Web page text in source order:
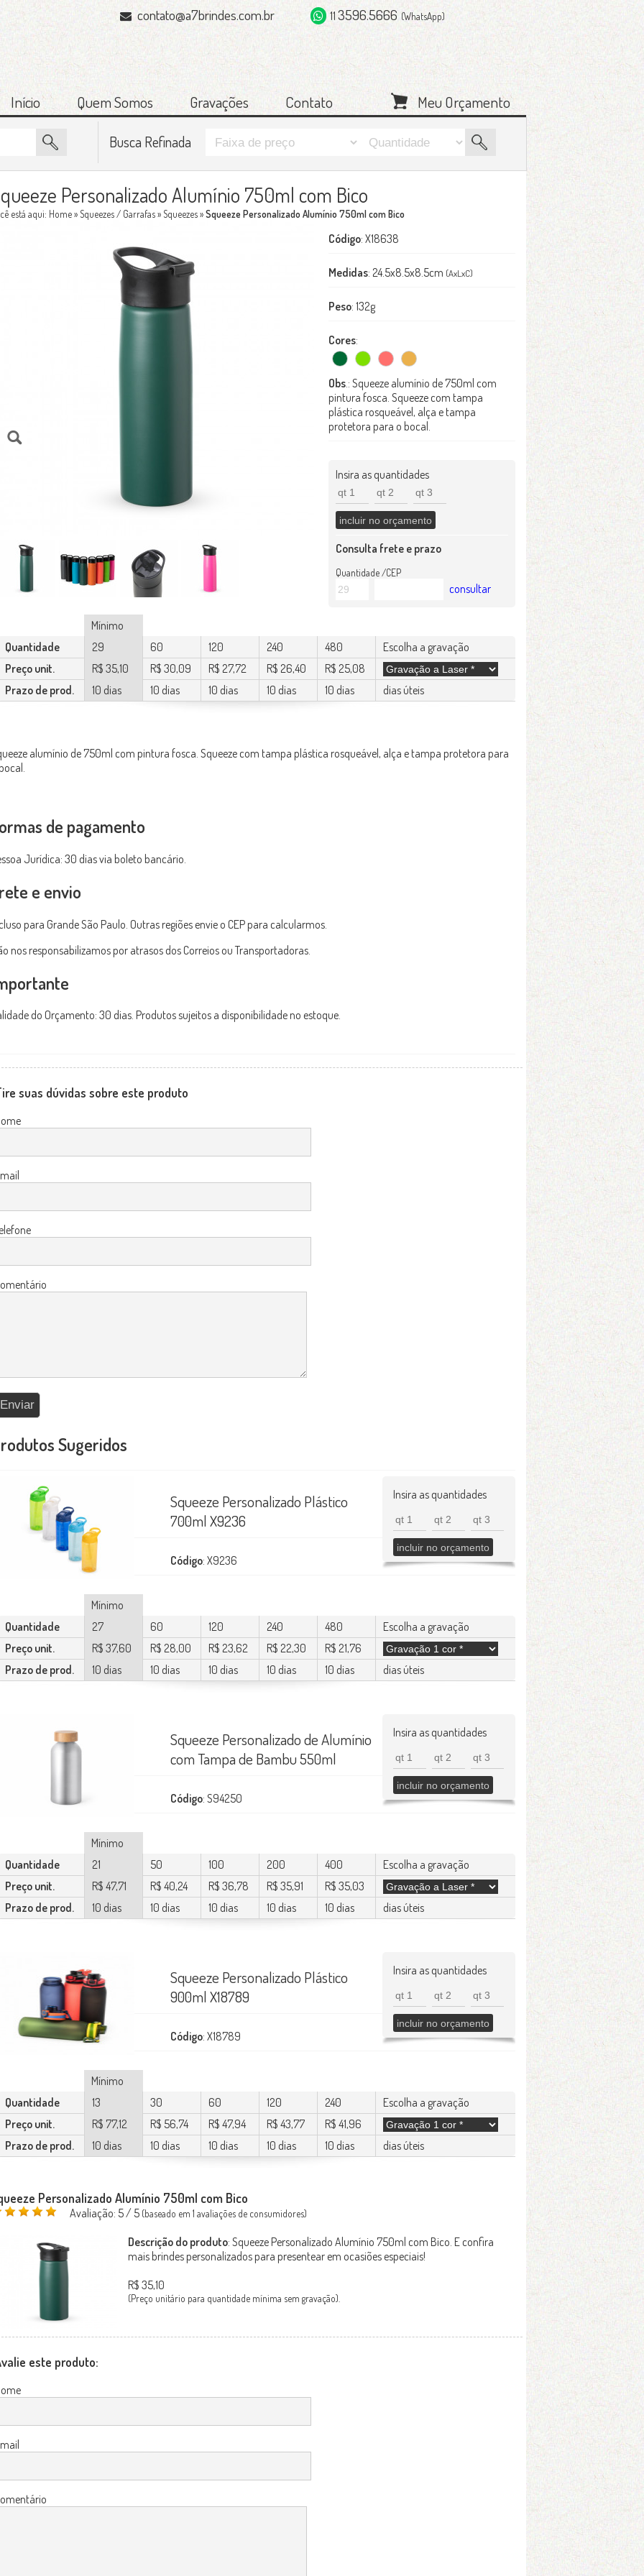
11 3596.5666 (WhatsApp)
contato@a7brindes.com.br
Início Quem Somos Gravações Contato Meu Orçamento
Busca Refinada
Personalizado Alumínio 750ml com Bico
está aqui: Home» Squeezes / Garrafas» Squeezes»Squeeze Personalizado Alumínio 750ml com Bico
Código: X18638
Medidas: 24.5x8.5x8.5cm (AxLxC)
Peso: 132g
Cores:
Obs.: Squeeze alumínio de 750ml com
pintura fosca. Squeeze com tampa
plástica rosqueável, alça e tampa
protetora para o bocal.
Insira as quantidades
Consulta frete e prazo
Quantidade /CEP
consultar
Mínimo
Quantidade
29 60 120 240 480
Escolha a gravação
Preço unit.
R$ 35,10 R$ 30,09 R$ 27,72 R$ 26,40
R$ 25,08
Prazo de prod.
10 dias 10 dias 10 dias 10 dias 10 dias dias úteis
alumínio de 750ml com pintura fosca. Squeeze com tampa plástica rosqueável, alça e tampa protetora para
de pagamento
Jurídica: 30 dias via boleto bancário.
e envio
para Grande São Paulo. Outras regiões envie o CEP para calcularmos.
nos responsabilizamos por atrasos dos Correios ou Transportadoras.
do Orçamento: 30 dias. Produtos sujeitos a disponibilidade no estoque.
suas dúvidas sobre este produto
Sugeridos
Insira as quantidades
Squeeze Personalizado Plástico
700ml X9236
Código: X9236
Mínimo
Quantidade
27 60 120 240 480
Escolha a gravação
Preço unit.
R$ 37,60 R$ 28,00 R$ 23,62 R$ 22,30
R$ 21,76
Prazo de prod.
10 dias 10 dias 10 dias 10 dias 10 dias dias úteis
Insira as quantidades
Squeeze Personalizado de Alumínio
com Tampa de Bambu 550ml
Código: S94250
Mínimo
Quantidade
21 50 100 200 400
Escolha a gravação
Preço unit.
R$ 47,71 R$ 40,24 R$ 36,78 R$ 35,91
R$ 35,03
Prazo de prod.
10 dias 10 dias 10 dias 10 dias 10 dias dias úteis
Insira as quantidades
Squeeze Personalizado Plástico
900ml X18789
Código: X18789
Mínimo
Quantidade
13 30 60 120 240
Escolha a gravação
Preço unit.
R$ 77,12 R$ 56,74 R$ 47,94 R$ 43,77
R$ 41,96
Prazo de prod.
10 dias 10 dias 10 dias 10 dias 10 dias dias úteis
Personalizado Alumínio 750ml com Bico
Avaliação: 5/ 5 (baseado em 1 avaliações de consumidores)
Descrição do produto: Squeeze Personalizado Alumínio 750ml com Bico. E confira
mais brindes personalizados para presentear em ocasiões especiais!
R$ 35,10
(Preço unitário para quantidade mínima sem gravação).
este produto: